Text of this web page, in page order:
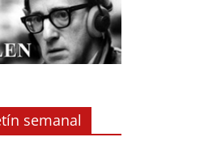
semanal